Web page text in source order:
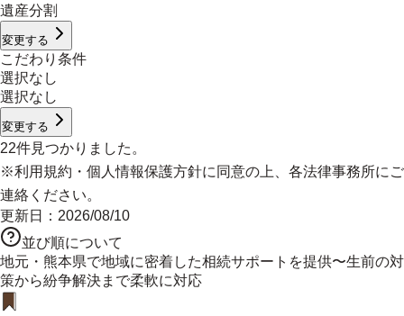
遺産分割
変更する
こだわり条件
選択なし
選択なし
変更する
22件見つかりました。
※利用規約 ・ 個人情報保護方針に同意の上、各法律事務所にご
連絡ください。
更新日： 2026/08/10
並び順について
地元・熊本県で地域に密着した相続サポートを提供〜生前の対
策から紛争解決まで柔軟に対応